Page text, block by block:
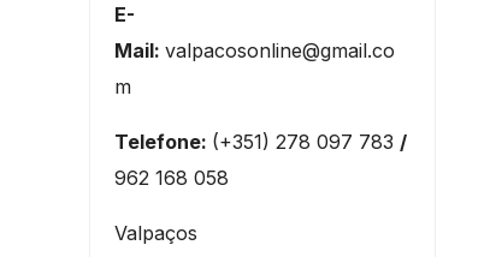
E-
Mail: valpacosonline@gmail.co
m
Telefone: (+351) 278 097 783 /
962 168 058
Valpaços